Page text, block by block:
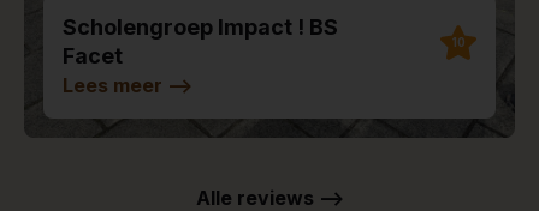
Scholengroep Impact ! BS
Facet
10
Lees meer -->
Alle reviews -->